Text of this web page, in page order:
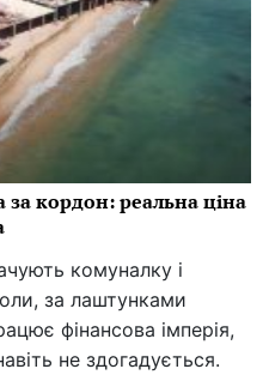
кордон: реальна ціна
комуналку і
за лаштунками
фінансова імперія,
не здогадується.